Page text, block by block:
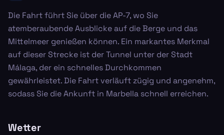
Die Fahrt führt Sie über die AP-7, wo Sie
atemberaubende Ausblicke auf die Berge und das
Mittelmeer genießen können. Ein markantes Merkmal
auf dieser Strecke ist der Tunnel unter der Stadt
Málaga, der ein schnelles Durchkommen
gewährleistet. Die Fahrt verläuft zügig und angenehm,
sodass Sie die Ankunft in Marbella schnell erreichen.
Wetter